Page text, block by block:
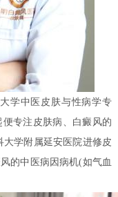
学中医皮肤与性病学专
专注皮肤病、白癜风的
大学附属延安医院进修皮
的中医病因病机(如气血